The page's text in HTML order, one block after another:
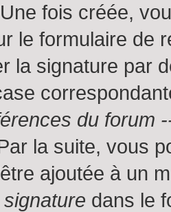
Une fois créée,
le formulaire de
la signature par
du forum
la suite, vous
ajoutée à un
dans le